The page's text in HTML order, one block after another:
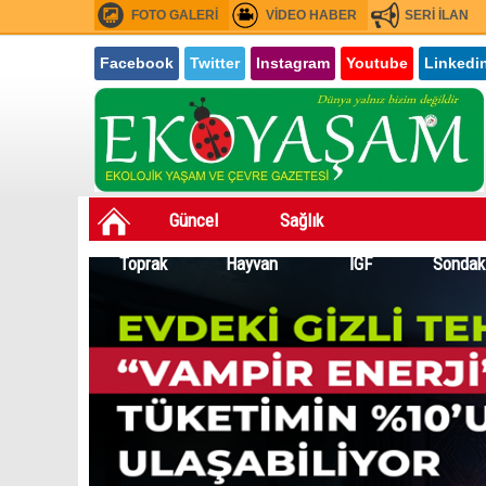
FOTO GALERİ VİDEO HABER SERİ İLAN
Facebook Twitter Instagram Youtube
Güncel Sağlık
Toprak
Hayvan İGF